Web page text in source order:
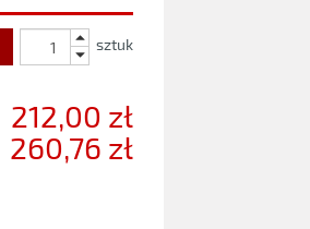
sztuk
212,00 zł
260,76 zł